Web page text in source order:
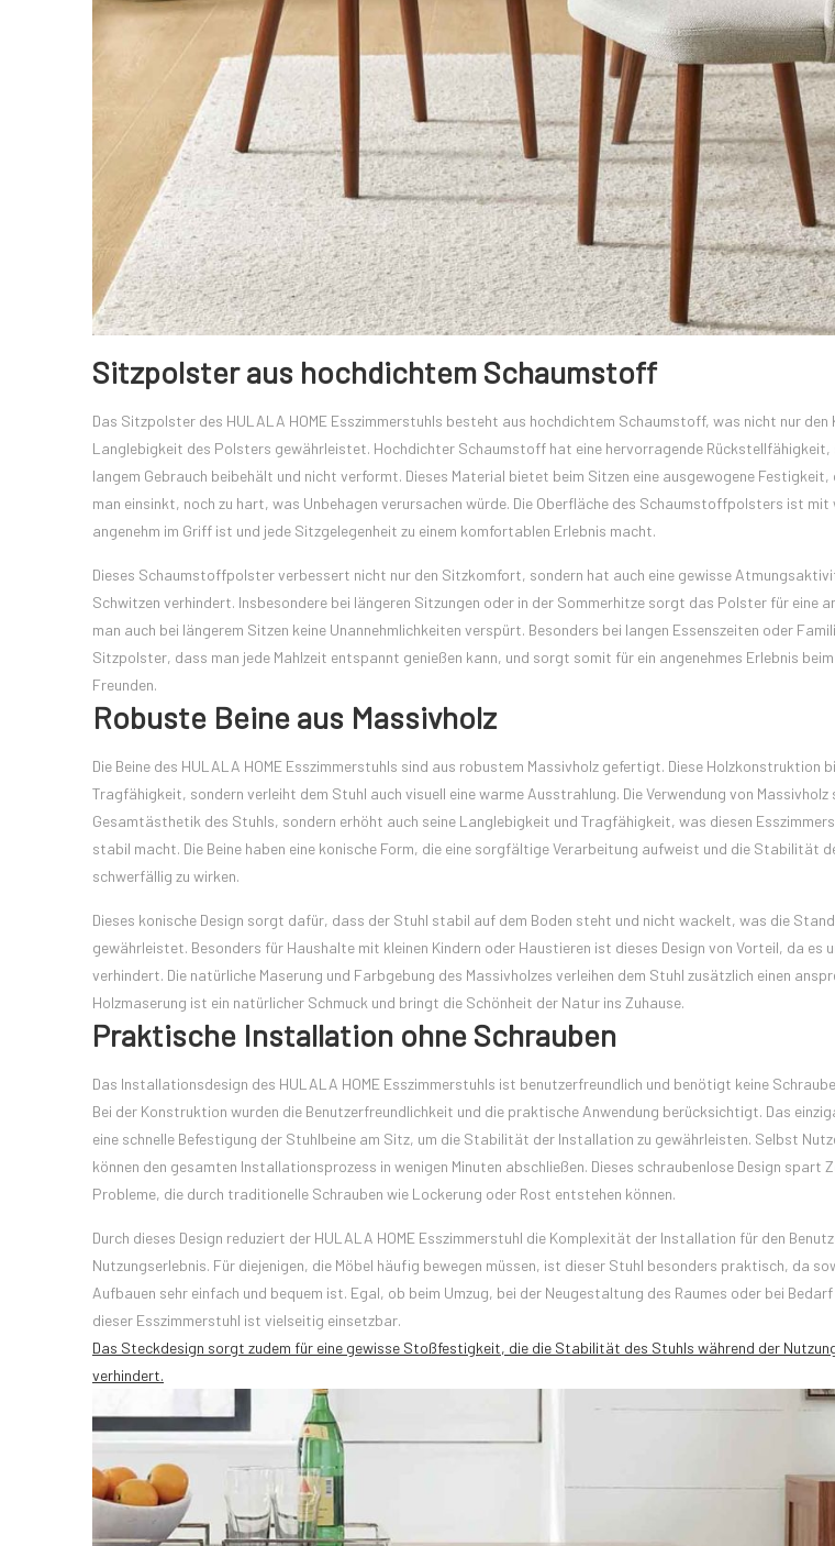
Sitzpolster aus hochdichtem Schaumstoff
Das Sitzpolster des HULALA HOME Esszimmerstuhls besteht aus hochdichtem Schaumstoff, was nicht nur
Langlebigkeit des Polsters gewährleistet. Hochdichter Schaumstoff hat eine hervorragende Rückstellfähigkeit,
langem Gebrauch beibehält und nicht verformt. Dieses Material bietet beim Sitzen eine ausgewogene
man einsinkt, noch zu hart, was Unbehagen verursachen würde. Die Oberfläche des Schaumstoffpolsters ist
angenehm im Griff ist und jede Sitzgelegenheit zu einem komfortablen Erlebnis macht.
Dieses Schaumstoffpolster verbessert nicht nur den Sitzkomfort, sondern hat auch eine gewisse
Schwitzen verhindert. Insbesondere bei längeren Sitzungen oder in der Sommerhitze sorgt das Polster für eine
man auch bei längerem Sitzen keine Unannehmlichkeiten verspürt. Besonders bei langen Essenszeiten oder
Sitzpolster, dass man jede Mahlzeit entspannt genießen kann, und sorgt somit für ein angenehmes Erlebnis
Freunden.
Robuste Beine aus Massivholz
Die Beine des HULALA HOME Esszimmerstuhls sind aus robustem Massivholz gefertigt. Diese Holzkonstruktion
Tragfähigkeit, sondern verleiht dem Stuhl auch visuell eine warme Ausstrahlung. Die Verwendung von
Gesamtästhetik des Stuhls, sondern erhöht auch seine Langlebigkeit und Tragfähigkeit, was diesen
stabil macht. Die Beine haben eine konische Form, die eine sorgfältige Verarbeitung aufweist und die Stabilität
schwerfällig zu wirken.
Dieses konische Design sorgt dafür, dass der Stuhl stabil auf dem Boden steht und nicht wackelt, was die
gewährleistet. Besonders für Haushalte mit kleinen Kindern oder Haustieren ist dieses Design von Vorteil, da es
verhindert. Die natürliche Maserung und Farbgebung des Massivholzes verleihen dem Stuhl zusätzlich einen
Holzmaserung ist ein natürlicher Schmuck und bringt die Schönheit der Natur ins Zuhause.
Praktische Installation ohne Schrauben
Das Installationsdesign des HULALA HOME Esszimmerstuhls ist benutzerfreundlich und benötigt keine
Bei der Konstruktion wurden die Benutzerfreundlichkeit und die praktische Anwendung berücksichtigt. Das
eine schnelle Befestigung der Stuhlbeine am Sitz, um die Stabilität der Installation zu gewährleisten. Selbst
können den gesamten Installationsprozess in wenigen Minuten abschließen. Dieses schraubenlose Design spart
Probleme, die durch traditionelle Schrauben wie Lockerung oder Rost entstehen können.
Durch dieses Design reduziert der HULALA HOME Esszimmerstuhl die Komplexität der Installation für den
Nutzungserlebnis. Für diejenigen, die Möbel häufig bewegen müssen, ist dieser Stuhl besonders praktisch, da
Aufbauen sehr einfach und bequem ist. Egal, ob beim Umzug, bei der Neugestaltung des Raumes oder bei
dieser Esszimmerstuhl ist vielseitig einsetzbar.
Das Steckdesign sorgt zudem für eine gewisse Stoßfestigkeit, die die Stabilität des Stuhls während der
verhindert.